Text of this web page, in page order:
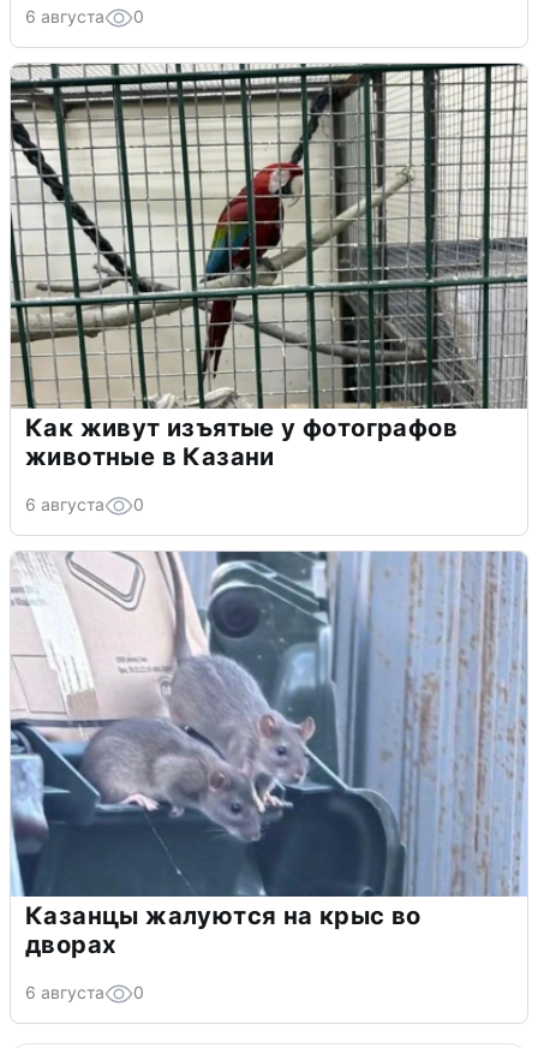
6 августа 0
Как живут изъятые у фотографов
животные в Казани
6 августа 0
Казанцы жалуются на крыс во
дворах
6 августа 0